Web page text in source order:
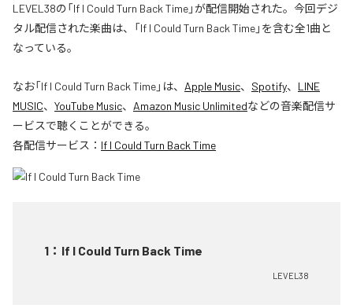
LEVEL38の「If I Could Turn Back Time」が配信開始された。今回デジ
タル配信された楽曲は、「If I Could Turn Back Time」を含む全1曲と
なっている。
なお「If I Could Turn Back Time」は、 Apple Music、 Spotify、 LINE
MUSIC、 YouTube Music、 Amazon Music Unlimitedなどの音楽配信サ
ービスで聴くことができる。
各配信サービス： If I Could Turn Back Time
1 ： If I Could Turn Back Time
LEVEL38